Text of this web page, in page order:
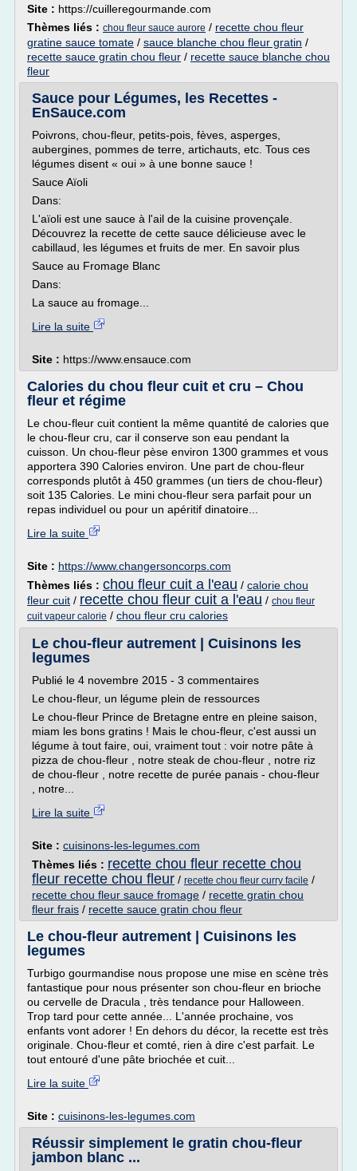
Site : https://cuilleregourmande.com
Thèmes liés : chou fleur sauce aurore / recette chou fleur
gratine sauce tomate / sauce blanche chou fleur gratin /
recette sauce gratin chou fleur / recette sauce blanche chou
fleur
Sauce pour Légumes, les Recettes -
EnSauce.com
Poivrons, chou-fleur, petits-pois, fèves, asperges,
aubergines, pommes de terre, artichauts, etc. Tous ces
légumes disent « oui » à une bonne sauce !
Sauce Aïoli
Dans:
L'aïoli est une sauce à l'ail de la cuisine provençale.
Découvrez la recette de cette sauce délicieuse avec le
cabillaud, les légumes et fruits de mer. En savoir plus
Sauce au Fromage Blanc
Dans:
La sauce au fromage...
Lire la suite
Site : https://www.ensauce.com
Calories du chou fleur cuit et cru – Chou
fleur et régime
Le chou-fleur cuit contient la même quantité de calories que
le chou-fleur cru, car il conserve son eau pendant la
cuisson. Un chou-fleur pèse environ 1300 grammes et vous
apportera 390 Calories environ. Une part de chou-fleur
corresponds plutôt à 450 grammes (un tiers de chou-fleur)
soit 135 Calories. Le mini chou-fleur sera parfait pour un
repas individuel ou pour un apéritif dinatoire...
Lire la suite
Site : https://www.changersoncorps.com
Thèmes liés : chou fleur cuit a l'eau / calorie chou
fleur cuit / recette chou fleur cuit a l'eau / chou fleur
cuit vapeur calorie / chou fleur cru calories
Le chou-fleur autrement | Cuisinons les
legumes
Publié le 4 novembre 2015 - 3 commentaires
Le chou-fleur, un légume plein de ressources
Le chou-fleur Prince de Bretagne entre en pleine saison,
miam les bons gratins ! Mais le chou-fleur, c'est aussi un
légume à tout faire, oui, vraiment tout : voir notre pâte à
pizza de chou-fleur , notre steak de chou-fleur , notre riz
de chou-fleur , notre recette de purée panais - chou-fleur
, notre...
Lire la suite
Site : cuisinons-les-legumes.com
Thèmes liés : recette chou fleur recette chou
fleur recette chou fleur / recette chou fleur curry facile /
recette chou fleur sauce fromage / recette gratin chou
fleur frais / recette sauce gratin chou fleur
Le chou-fleur autrement | Cuisinons les
legumes
Turbigo gourmandise nous propose une mise en scène très
fantastique pour nous présenter son chou-fleur en brioche
ou cervelle de Dracula , très tendance pour Halloween.
Trop tard pour cette année... L'année prochaine, vos
enfants vont adorer ! En dehors du décor, la recette est très
originale. Chou-fleur et comté, rien à dire c'est parfait. Le
tout entouré d'une pâte briochée et cuit...
Lire la suite
Site : cuisinons-les-legumes.com
Réussir simplement le gratin chou-fleur
jambon blanc ...